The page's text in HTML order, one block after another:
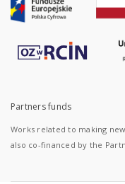
Partners funds
Works related to making
also co-financed by the